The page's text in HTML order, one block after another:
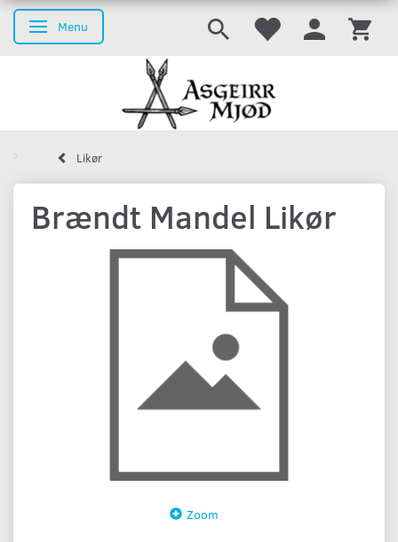
Skifte navigation
Menu
Likør
Brændt Mandel Likør
Zoom